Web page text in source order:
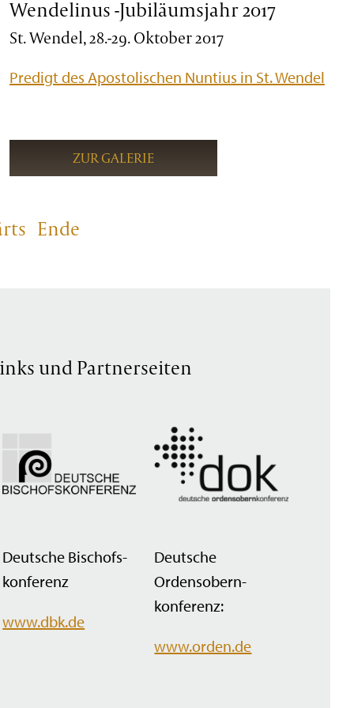
Wendelinus -Jubiläumsjahr 2017
St. Wendel, 28.-29. Oktober 2017
Predigt des Apostolischen Nuntius in St. Wendel
ZUR GALERIE
Ende
und Partnerseiten
Deutsche Bischofs­
konferenz
www.dbk.de
Deutsche
Ordensobern­
konferenz:
www.orden.de